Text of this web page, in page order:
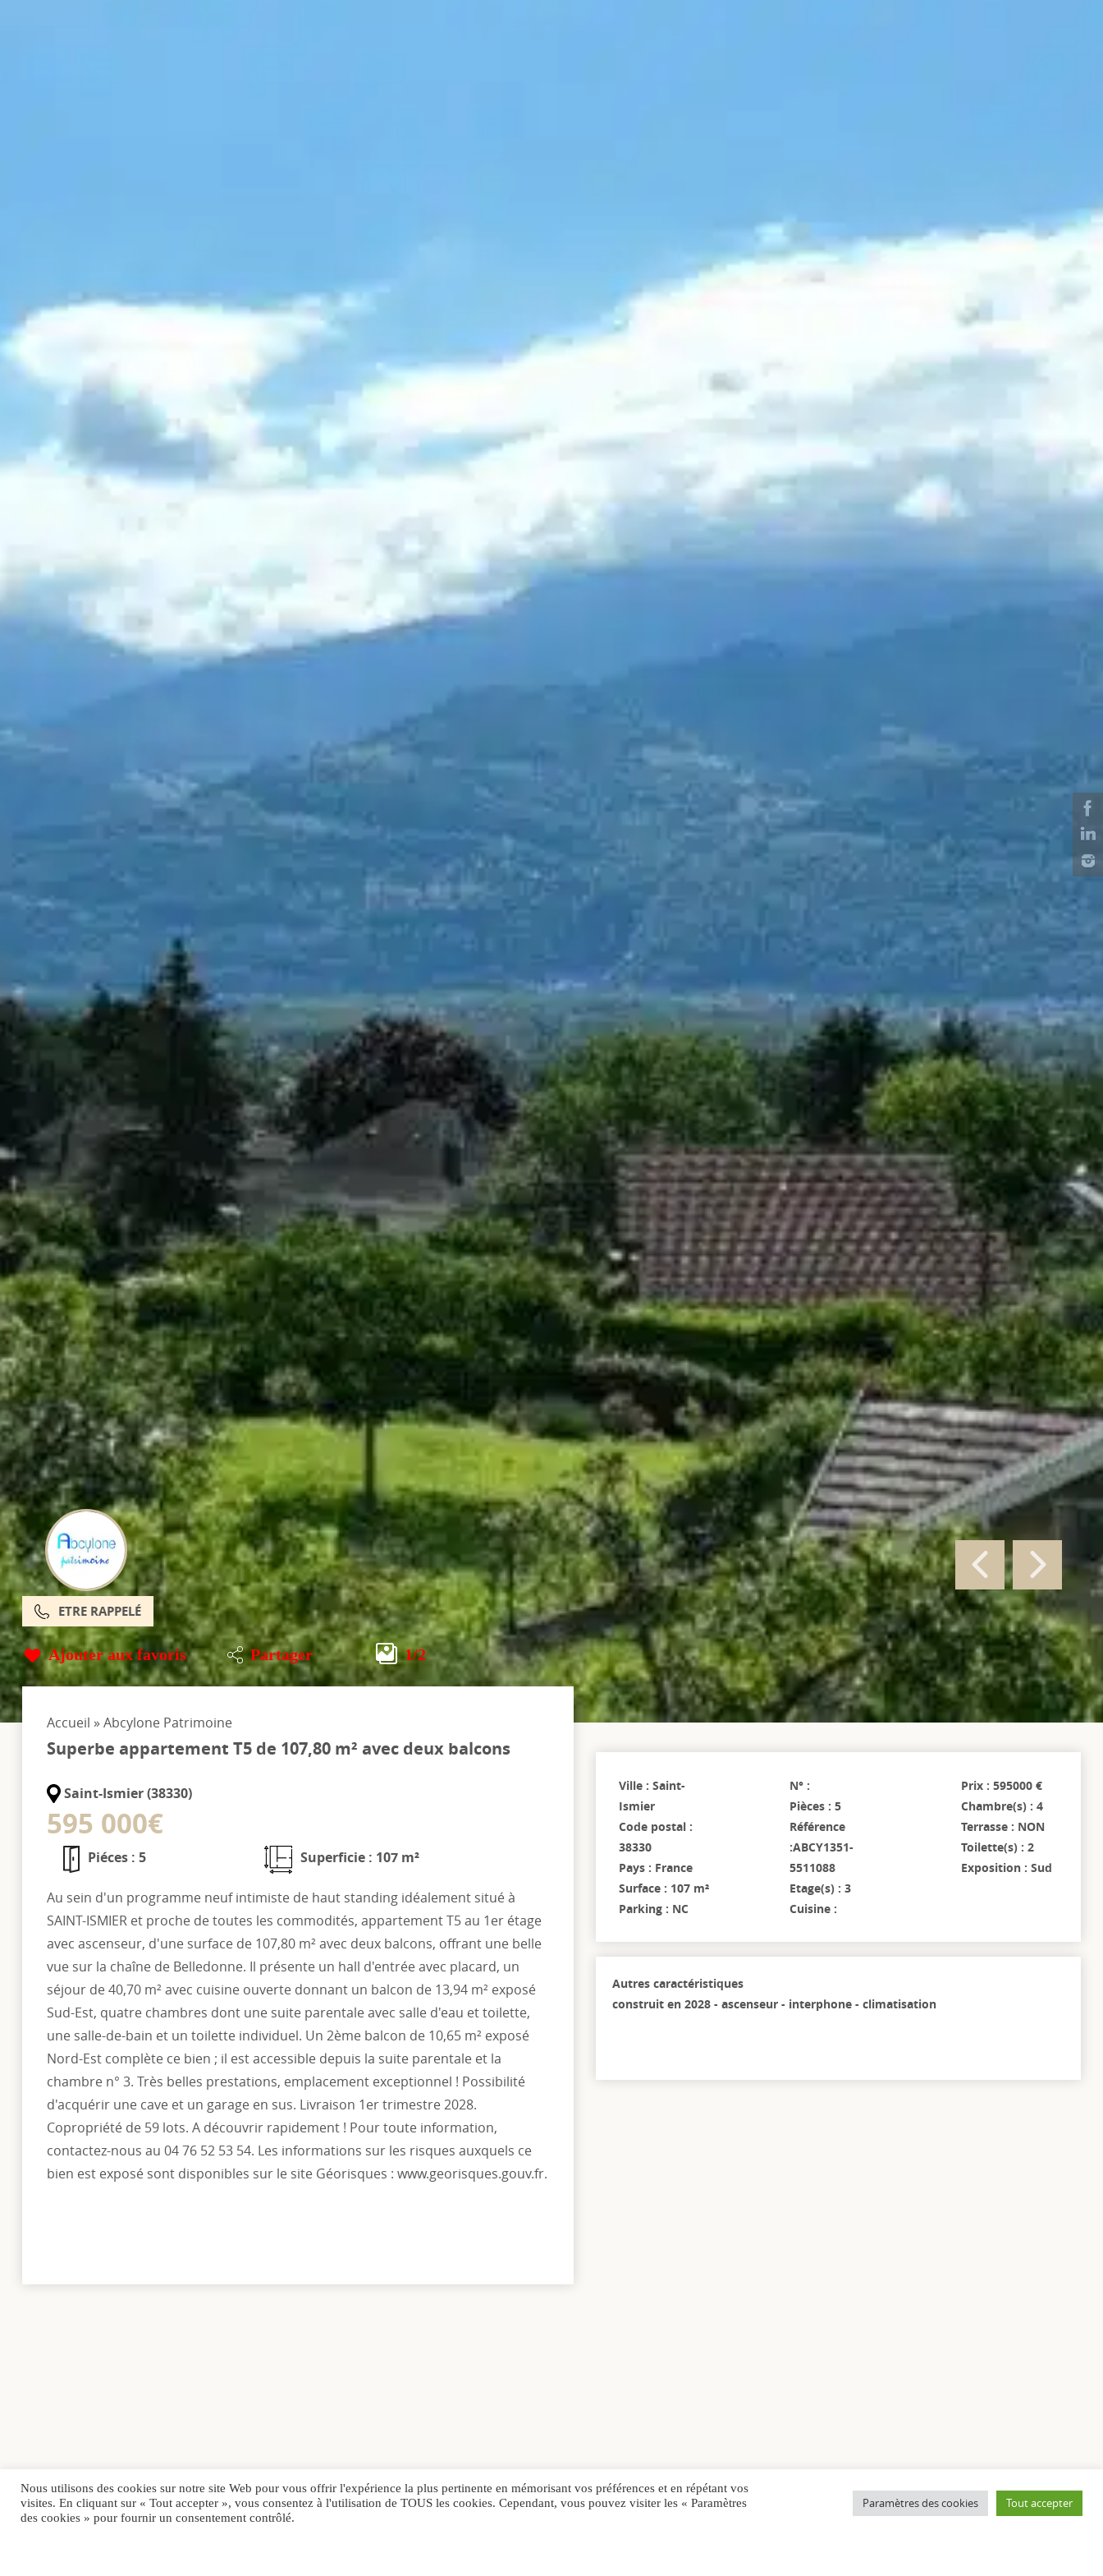
ETRE RAPPELÉ
Ajouter aux favoris Partager 1/2
Accueil »Abcylone Patrimoine
Superbe appartement T5 de 107,80 m² avec deux balcons
Saint-Ismier (38330)
595 000€
Piéces : 5 Superficie : 107 m²
Au sein d'un programme neuf intimiste de haut standing idéalement situé à
SAINT-ISMIER et proche de toutes les commodités, appartement T5 au 1er étage
avec ascenseur, d'une surface de 107,80 m² avec deux balcons, offrant une belle
vue sur la chaîne de Belledonne. Il présente un hall d'entrée avec placard, un
séjour de 40,70 m² avec cuisine ouverte donnant un balcon de 13,94 m² exposé
Sud-Est, quatre chambres dont une suite parentale avec salle d'eau et toilette,
une salle-de-bain et un toilette individuel. Un 2ème balcon de 10,65 m² exposé
Nord-Est complète ce bien ; il est accessible depuis la suite parentale et la
chambre n° 3. Très belles prestations, emplacement exceptionnel ! Possibilité
d'acquérir une cave et un garage en sus. Livraison 1er trimestre 2028.
Copropriété de 59 lots. A découvrir rapidement ! Pour toute information,
contactez-nous au 04 76 52 53 54. Les informations sur les risques auxquels ce
bien est exposé sont disponibles sur le site Géorisques : www.georisques.gouv.fr.
Ville : Saint-
Ismier
Code postal :
38330
Pays : France
Surface : 107 m²
Parking : NC
N° :
Pièces : 5
Référence
:ABCY1351-
5511088
Etage(s) : 3
Cuisine :
Prix : 595000 €
Chambre(s) : 4
Terrasse : NON
Toilette(s) : 2
Exposition : Sud
Autres caractéristiques
construit en 2028 - ascenseur - interphone - climatisation
Nous utilisons des cookies sur notre site Web pour vous offrir l'expérience la plus pertinente en mémorisant vos préférences et en répétant vos
visites. En cliquant sur « Tout accepter », vous consentez à l'utilisation de TOUS les cookies. Cependant, vous pouvez visiter les « Paramètres
des cookies » pour fournir un consentement contrôlé.
Paramètres des cookies Tout accepter